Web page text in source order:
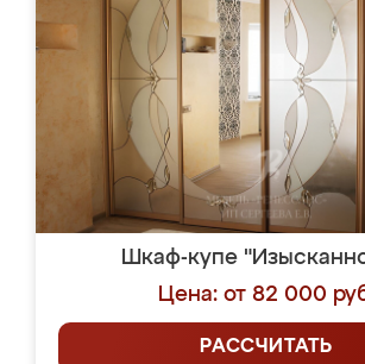
Шкаф-купе
Цена: от 82 000
РАССЧИТАТЬ